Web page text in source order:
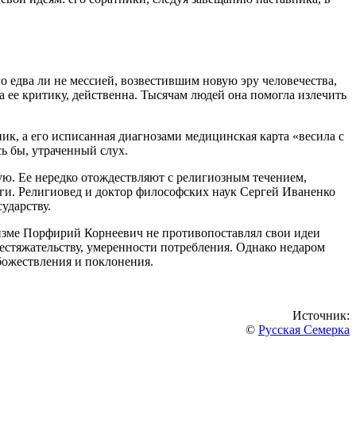
ли не мессией, возвестившим новую эру человечества,
критику, действенна. Тысячам людей она помогла излечить
а его исписанная диагнозами медицинская карта «весила с
бы, утраченный слух.
Ее нередко отождествляют с религиозным течением,
Религиовед и доктор философских наук Сергей Иваненко
Порфирий Корнеевич не противопоставлял свои идеи
умеренности потребления. Однако недаром
и поклонения.
Источник:
© Русская Семерка